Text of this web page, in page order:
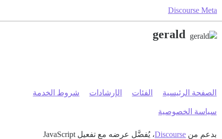
Discourse Meta
gerald
الصفحة الرئيسية الفئات الإرشادات شروط الخدمة
سياسة الخصوصية
بدعم من Discourse، يُفضَّل عرضه مع تفعيل JavaScript